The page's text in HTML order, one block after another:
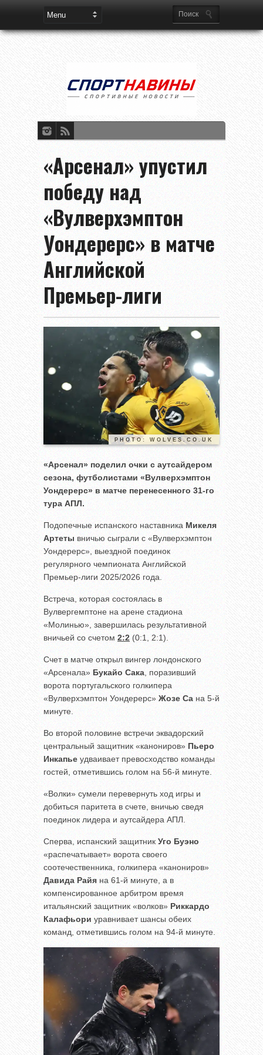
«Арсенал» упустил
победу над
«Вулверхэмптон
Уондерерс» в матче
Английской
Премьер-лиги
PHOTO: WOLVES.CO.UK
«Арсенал» поделил очки с аутсайдером
сезона, футболистами «Вулверхэмптон
Уондерерс» в матче перенесенного 31-го
тура АПЛ.
Подопечные испанского наставника Микеля
Артеты вничью сыграли с «Вулверхэмптон
Уондерерс», выездной поединок
регулярного чемпионата Английской
Премьер-лиги 2025/2026 года.
Встреча, которая состоялась в
Вулвергемптоне на арене стадиона
«Молинью», завершилась результативной
вничьей со счетом 2:2 (0:1, 2:1).
Счет в матче открыл вингер лондонского
«Арсенала» Букайо Сака, поразивший
ворота португальского голкипера
«Вулверхэмптон Уондерерс» Жозе Са на 5-й
минуте.
Во второй половине встречи эквадорский
центральный защитник «канониров» Пьеро
Инкапье удваивает превосходство команды
гостей, отметившись голом на 56-й минуте.
«Волки» сумели перевернуть ход игры и
добиться паритета в счете, вничью сведя
поединок лидера и аутсайдера АПЛ.
Сперва, испанский защитник Уго Буэно
«распечатывает» ворота своего
соотечественника, голкипера «канониров»
Давида Райя на 61-й минуте, а в
компенсированное арбитром время
итальянский защитник «волков» Риккардо
Калафьори уравнивает шансы обеих
команд, отметившись голом на 94-й минуте.